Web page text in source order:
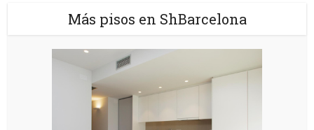
Más pisos en ShBarcelona